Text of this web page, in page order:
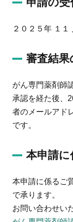
２０２５年 １１
審査結果
がん専門薬剤師
承認を経た後、
者のメールアド
です。
本申請
本申請に係るご
で承ります。
お問い合わせい